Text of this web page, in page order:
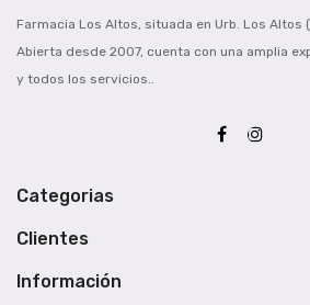
Farmacia Los Altos, situada en Urb. Los Altos
Abierta desde 2007, cuenta con una amplia
y todos los servicios..
Categorias
Clientes
Información